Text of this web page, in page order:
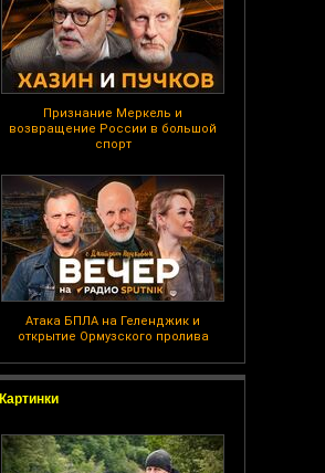
Признание Меркель и
возвращение России в большой
спорт
Атака БПЛА на Геленджик и
открытие Ормузского пролива
Картинки